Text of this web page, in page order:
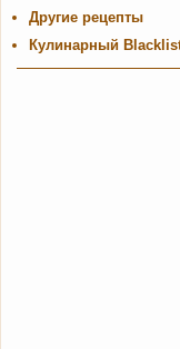
Другие рецепты
Кулинарный